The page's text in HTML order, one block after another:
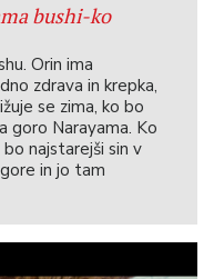
bushi-ko
Orin ima
zdrava in krepka,
se zima, ko bo
goro Narayama. Ko
najstarejši sin v
in jo tam